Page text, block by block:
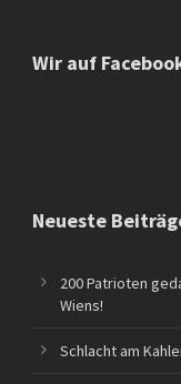
Wir auf
Neueste
200 Patrioten
Wiens!
Schlacht am